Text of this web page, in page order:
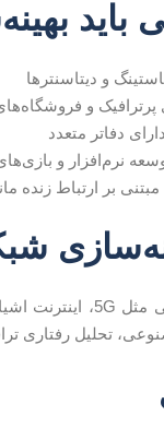
باید
و دیتاسنترها
و فروشگاه‌های
دفاتر متعدد
نرم‌افزار و بازی‌های
بر ارتباط زنده
تحلیل رفتاری